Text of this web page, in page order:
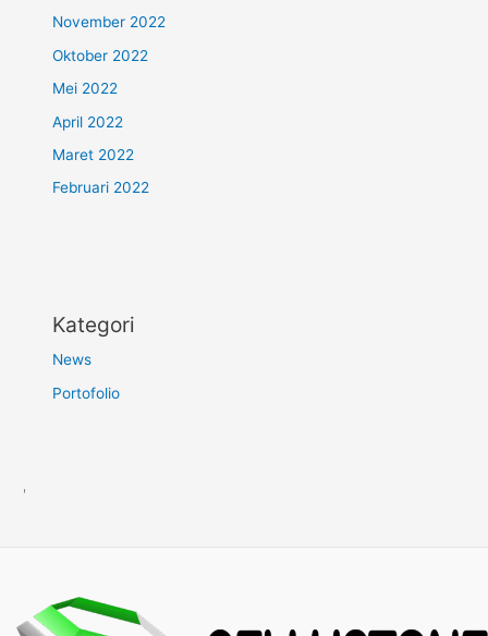
November 2022
Oktober 2022
Mei 2022
April 2022
Maret 2022
Februari 2022
Kategori
News
Portofolio
'